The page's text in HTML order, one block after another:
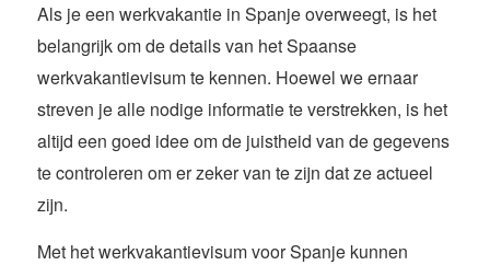
Als je een werkvakantie in Spanje overweegt, is het
belangrijk om de details van het Spaanse
werkvakantievisum te kennen. Hoewel we ernaar
streven je alle nodige informatie te verstrekken, is het
altijd een goed idee om de juistheid van de gegevens
te controleren om er zeker van te zijn dat ze actueel
zijn.
Met het werkvakantievisum voor Spanje kunnen